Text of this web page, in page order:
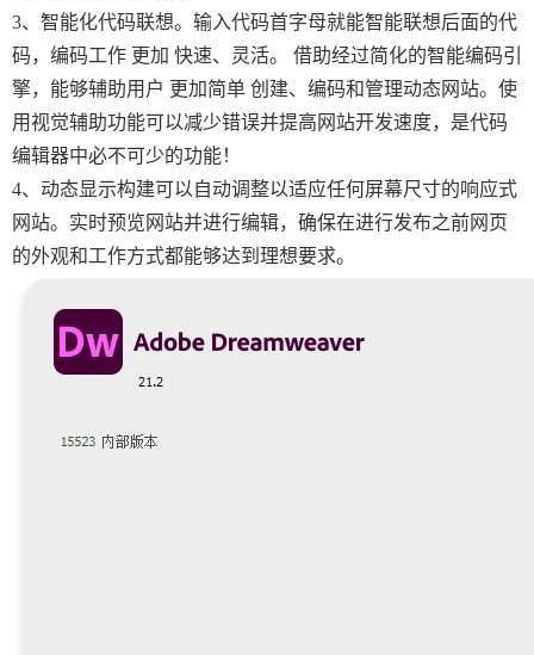
3、智能化代码联想。输入代码首字母就能智能联想后面的代
码，编码工作 更加 快速、灵活。 借助经过简化的智能编码引
擎，能够辅助用户 更加简单 创建、编码和管理动态网站。使
用视觉辅助功能可以减少错误并提高网站开发速度，是代码
编辑器中必不可少的功能！
4、动态显示构建可以自动调整以适应任何屏幕尺寸的响应式
网站。实时预览网站并进行编辑，确保在进行发布之前网页
的外观和工作方式都能够达到理想要求。